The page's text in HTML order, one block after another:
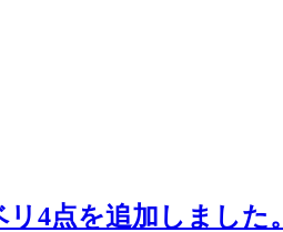
4点を追加しました。